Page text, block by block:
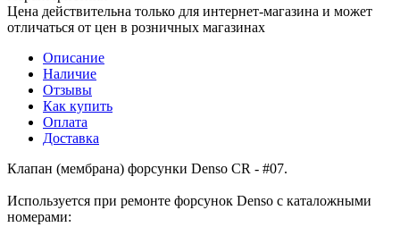
Цена действительна только для интернет-магазина и может
отличаться от цен в розничных магазинах
Описание
Наличие
Отзывы
Как купить
Оплата
Доставка
Клапан (мембрана) форсунки Denso CR - #07.
Используется при ремонте форсунок Denso с каталожными
номерами: